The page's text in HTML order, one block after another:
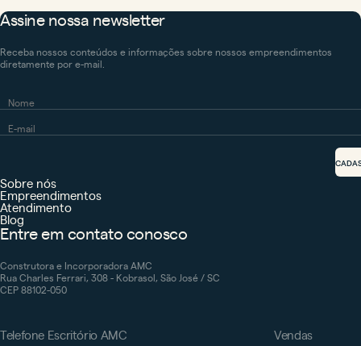
Assine nossa newsletter
Receba nossos conteúdos e informações sobre nossos empreendimentos
diretamente por e-mail.
Entre em contato conosco
Construtora e Incorporadora AMC
Rua Charles Ferrari, 308 - Kobrasol, São José / SC
CEP 88102-050
Telefone Escritório AMC
Vendas
Sobre nós
Empreendimentos
Atendimento
Blog